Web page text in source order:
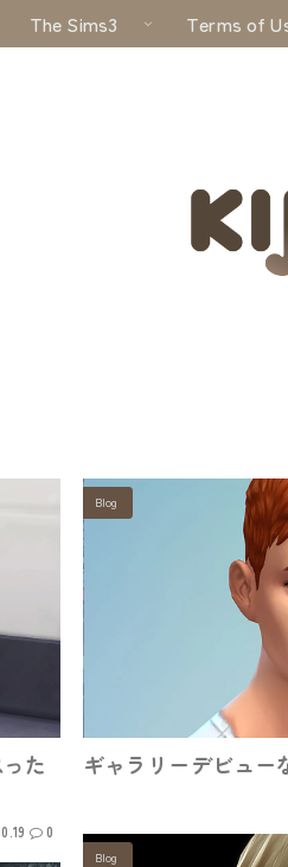
The Sims3 Terms of
た
0
Blog
ギャラリーデビュ
Blog